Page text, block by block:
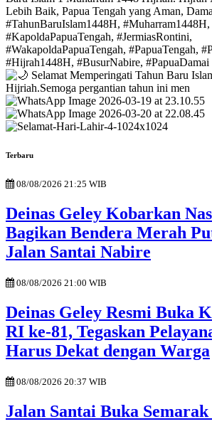
Terbaru
08/08/2026 21:25 WIB
Deinas Geley Kobarkan
Bagikan Bendera Merah
Jalan Santai Nabire
08/08/2026 21:00 WIB
Deinas Geley Resmi Buka
RI ke-81, Tegaskan
Harus Dekat dengan Warga
08/08/2026 20:37 WIB
Jalan Santai Buka